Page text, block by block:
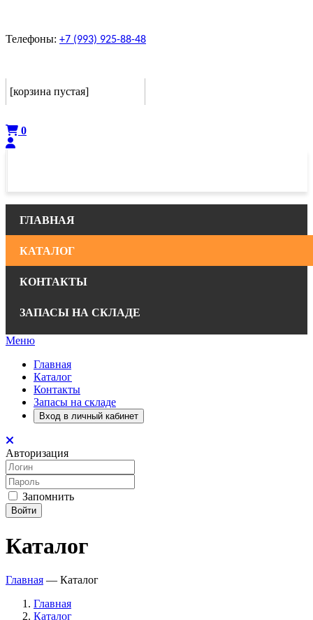
Телефоны: +7 (993) 925-88-48
[корзина пустая]
0
ГЛАВНАЯ
КАТАЛОГ
КОНТАКТЫ
ЗАПАСЫ НА СКЛАДЕ
Меню
Главная
Каталог
Контакты
Запасы на складе
Вход в личный кабинет
Авторизация
Запомнить
Войти
Каталог
Главная — Каталог
Главная
Каталог